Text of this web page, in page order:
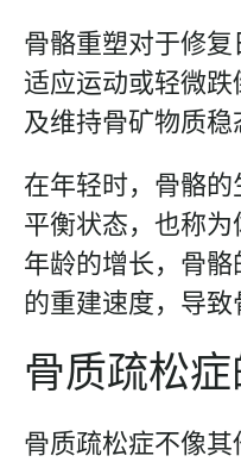
骨骼重塑对于修复
适应运动或轻微
及维持骨矿物质稳
在年轻时，骨骼
平衡状态，也称
年龄的增长，骨
的重建速度，导致
骨质疏松
骨质疏松症不像